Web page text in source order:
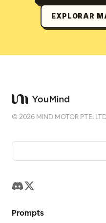
EXPLORAR
©2026 MIND MOTOR PTE.
Prompts